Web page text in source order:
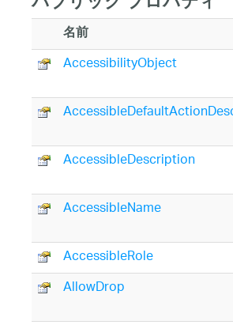
名前
AccessibilityObject
AccessibleDescription
AccessibleName
AccessibleRole
AllowDrop